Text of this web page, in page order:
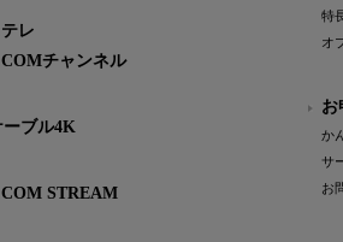
レ
チャンネル
ーブル4K
STREAM
特
オ
お
か
サ
お